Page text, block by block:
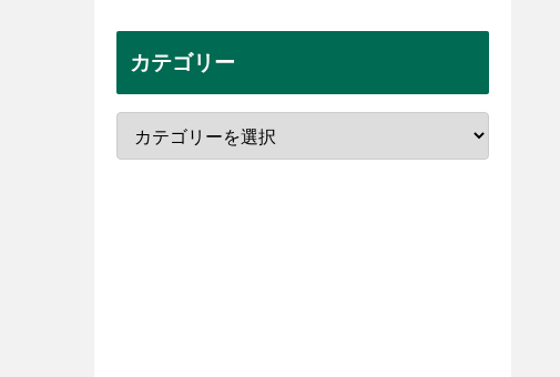
カテゴリー